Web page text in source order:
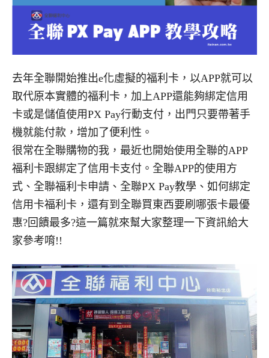
去年全聯開始推出e化虛擬的福利卡，以APP就可以
取代原本實體的福利卡，加上APP還能夠綁定信用
卡或是儲值使用PX Pay行動支付，出門只要帶著手
機就能付款，增加了便利性。
很常在全聯購物的我，最近也開始使用全聯的APP
福利卡跟綁定了信用卡支付。全聯APP的使用方
式、全聯福利卡申請、全聯PX Pay教學、如何綁定
信用卡福利卡，還有到全聯買東西要刷哪張卡最優
惠?回饋最多?這一篇就來幫大家整理一下資訊給大
家參考唷!!